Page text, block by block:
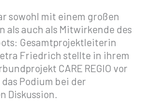
sowohl mit einem großen
als auch als Mitwirkende des
Gesamtprojektleiterin
Friedrich stellte in ihrem
CARE REGIO vor
Podium bei der
Diskussion.